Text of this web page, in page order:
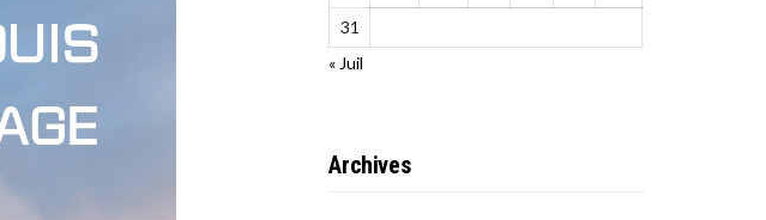
31
« Juil
Archives